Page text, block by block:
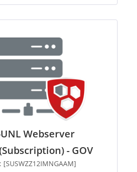
UNL Webserver
- GOV